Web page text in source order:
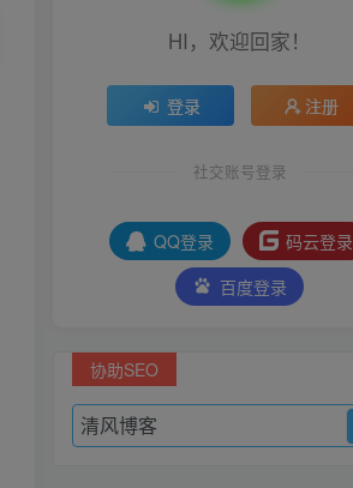
HI，欢迎回家！
登录 注册
社交账号登录
QQ登录
码云登录
百度登录
协助SEO